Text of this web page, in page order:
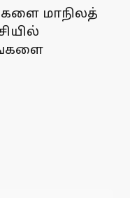
மாநிலத்